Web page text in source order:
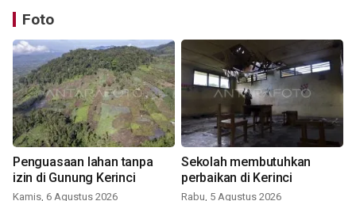
Foto
Penguasaan lahan tanpa
izin di Gunung Kerinci
Kamis, 6 Agustus 2026
Sekolah membutuhkan
perbaikan di Kerinci
Rabu, 5 Agustus 2026